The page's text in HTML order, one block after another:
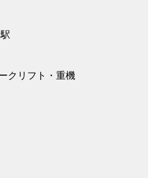
クリフト・重機